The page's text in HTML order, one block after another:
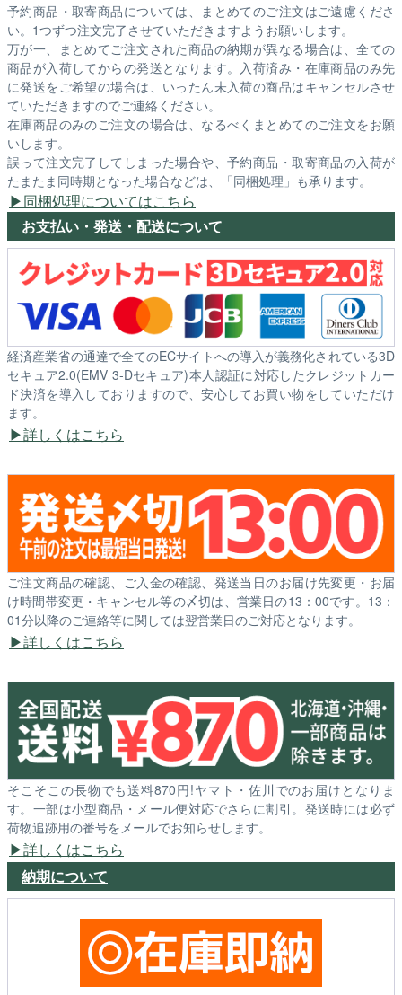
予約商品・取寄商品については、まとめてのご注文はご遠慮くださ
い。1つずつ注文完了させていただきますようお願いします。
万が一、まとめてご注文された商品の納期が異なる場合は、全ての
商品が入荷してからの発送となります。入荷済み・在庫商品のみ先
に発送をご希望の場合は、いったん未入荷の商品はキャンセルさせ
ていただきますのでご連絡ください。
在庫商品のみのご注文の場合は、なるべくまとめてのご注文をお願
いします。
誤って注文完了してしまった場合や、予約商品・取寄商品の入荷が
たまたま同時期となった場合などは、「同梱処理」も承ります。
同梱処理についてはこちら
お支払い・発送・配送について
経済産業省の通達で全てのECサイトへの導入が義務化されている3D
セキュア2.0(EMV 3-Dセキュア)本人認証に対応したクレジットカー
ド決済を導入しておりますので、安心してお買い物をしていただけ
ます。
詳しくはこちら
ご注文商品の確認、ご入金の確認、発送当日のお届け先変更・お届
け時間帯変更・キャンセル等の〆切は、営業日の13：00です。13：
01分以降のご連絡等に関しては翌営業日のご対応となります。
詳しくはこちら
そこそこの長物でも送料870円!ヤマト・佐川でのお届けとなりま
す。一部は小型商品・メール便対応でさらに割引。発送時には必ず
荷物追跡用の番号をメールでお知らせします。
詳しくはこちら
納期について